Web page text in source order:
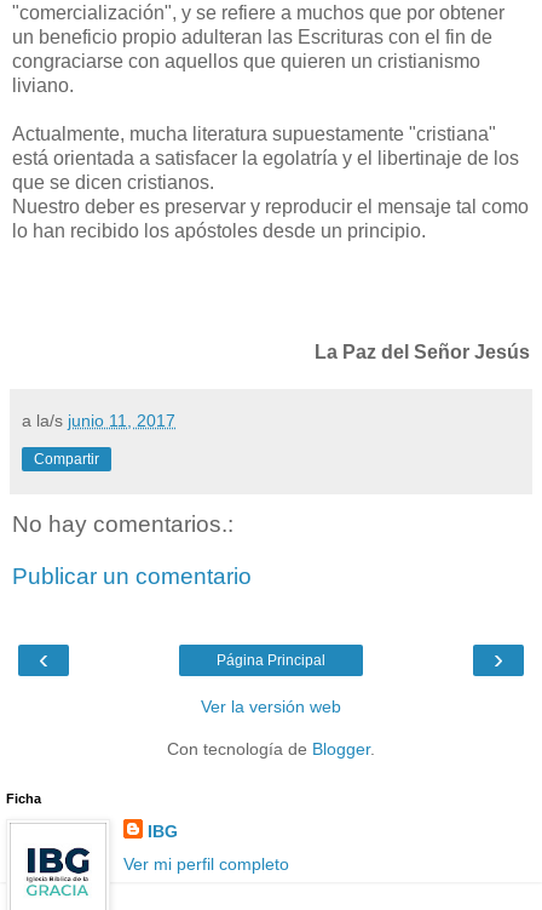
"comercialización", y se refiere a muchos que por obtener
un beneficio propio adulteran las Escrituras con el fin de
congraciarse con aquellos que quieren un cristianismo
liviano.
Actualmente, mucha literatura supuestamente "cristiana"
está orientada a satisfacer la egolatría y el libertinaje de los
que se dicen cristianos.
Nuestro deber es preservar y reproducir el mensaje tal como
lo han recibido los apóstoles desde un principio.
La Paz del Señor Jesús
a la/s junio 11, 2017
Compartir
No hay comentarios.:
Publicar un comentario
‹ ›
Página Principal
Ver la versión web
Con tecnología de Blogger.
Ficha
IBG
Ver mi perfil completo